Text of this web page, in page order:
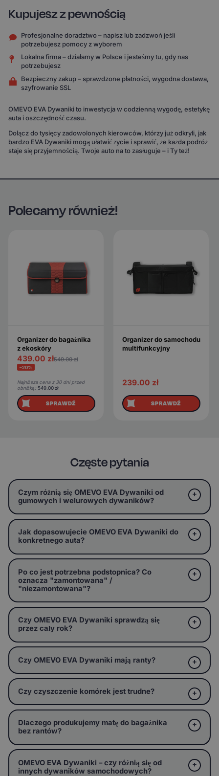
Kupujesz z pewnością
Profesjonalne doradztwo – napisz lub zadzwoń jeśli
potrzebujesz pomocy z wyborem
Lokalna firma – działamy w Polsce i jesteśmy tu, gdy nas
potrzebujesz
Bezpieczny zakup – sprawdzone płatności, wygodna dostawa,
szyfrowanie SSL
OMEVO EVA Dywaniki to inwestycja w codzienną wygodę, estetykę
auta i oszczędność czasu.
Dołącz do tysięcy zadowolonych kierowców, którzy już odkryli, jak
bardzo EVA Dywaniki mogą ułatwić życie i sprawić, że każda podróż
staje się przyjemnością. Twoje auto na to zasługuje – i Ty też!
Polecamy również!
Organizer do bagażnika
z ekoskóry
439.00 zł549.00zł
−20%
Najniższa cena z 30 dni przed
obniżką: 549.00zł
SPRAWDŹ
Organizer do samochodu
multifunkcyjny
239.00 zł
SPRAWDŹ
Częste pytania
Czym różnią się OMEVO EVA Dywaniki od
gumowych i welurowych dywaników?
Jak dopasowujecie OMEVO EVA Dywaniki do
konkretnego auta?
Po co jest potrzebna podstopnica? Co
oznacza "zamontowana" /
"niezamontowana"?
Czy OMEVO EVA Dywaniki sprawdzą się
przez cały rok?
Czy OMEVO EVA Dywaniki mają ranty?
Czy czyszczenie komórek jest trudne?
Dlaczego produkujemy matę do bagażnika
bez rantów?
OMEVO EVA Dywaniki – czy różnią się od
innych dywaników samochodowych?